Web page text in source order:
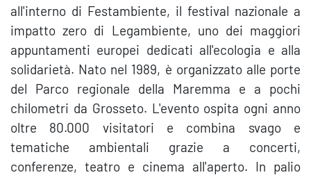
all'interno di Festambiente, il festival nazionale a
impatto zero di Legambiente, uno dei maggiori
appuntamenti europei dedicati all'ecologia e alla
solidarietà. Nato nel 1989, è organizzato alle porte
del Parco regionale della Maremma e a pochi
chilometri da Grosseto. L'evento ospita ogni anno
oltre 80.000 visitatori e combina svago e
tematiche ambientali grazie a concerti,
conferenze, teatro e cinema all'aperto. In palio